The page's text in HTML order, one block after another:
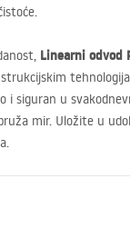
Linearni odvod
i siguran u
mir. Uložite u